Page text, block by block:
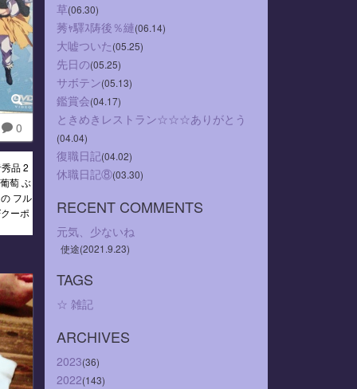
0
品 2
萄 ぶ
フル
ーポ
草(06.30)
莠ｬ驛ｽ陦後％縺(06.14)
大嘘ついた(05.25)
先日の(05.25)
サボテン(05.13)
鑑賞会(04.17)
ときめきレストラン☆☆☆ありがとう
(04.04)
復職日記(04.02)
休職日記⑧(03.30)
RECENT COMMENTS
元気、少ないね
使途(2021.9.23)
TAGS
☆ 雑記
ARCHIVES
2023(36)
2022(143)